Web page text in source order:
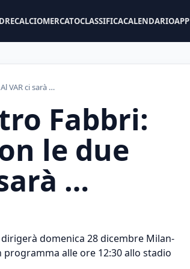
CALCIOMERCATOCLASSIFICACALENDARIOAPP
VAR ci sarà …
Fabbri:
le due
…
dirigerà domenica 28 dicembre Milan-
alle ore 12:30 allo stadio